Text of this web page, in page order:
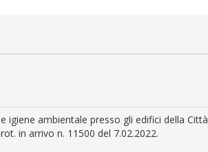
igiene ambientale presso gli edifici della Città
in arrivo n. 11500 del 7.02.2022.